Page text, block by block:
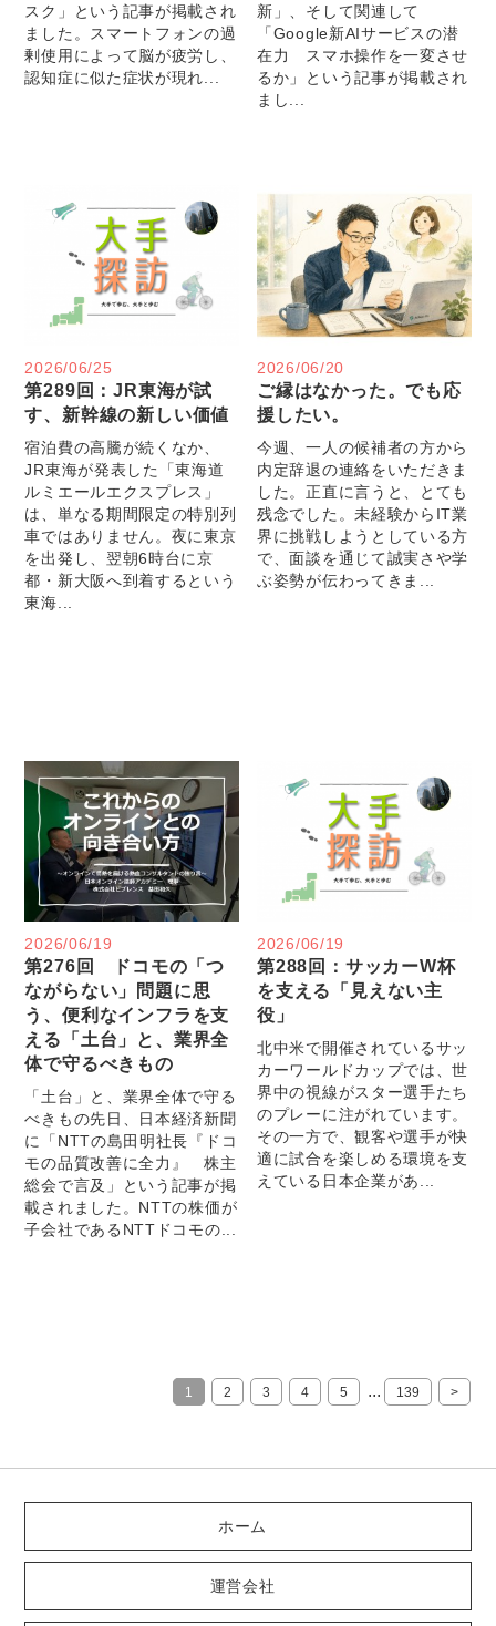
スク」という記事が掲載され
ました。スマートフォンの過
剰使用によって脳が疲労し、
認知症に似た症状が現れ...
新」、そして関連して
「Google新AIサービスの潜
在力 スマホ操作を一変させ
るか」という記事が掲載され
まし...
2026/06/25
第289回：JR東海が試
す、新幹線の新しい価値
宿泊費の高騰が続くなか、
JR東海が発表した「東海道
ルミエールエクスプレス」
は、単なる期間限定の特別列
車ではありません。夜に東京
を出発し、翌朝6時台に京
都・新大阪へ到着するという
東海...
2026/06/20
ご縁はなかった。でも応
援したい。
今週、一人の候補者の方から
内定辞退の連絡をいただきま
した。正直に言うと、とても
残念でした。未経験からIT業
界に挑戦しようとしている方
で、面談を通じて誠実さや学
ぶ姿勢が伝わってきま...
2026/06/19
第276回 ドコモの「つ
ながらない」問題に思
う、便利なインフラを支
える「土台」と、業界全
体で守るべきもの
「土台」と、業界全体で守る
べきもの先日、日本経済新聞
に「NTTの島田明社長『ドコ
モの品質改善に全力』 株主
総会で言及」という記事が掲
載されました。NTTの株価が
子会社であるNTTドコモの...
2026/06/19
第288回：サッカーW杯
を支える「見えない主
役」
北中米で開催されているサッ
カーワールドカップでは、世
界中の視線がスター選手たち
のプレーに注がれています。
その一方で、観客や選手が快
適に試合を楽しめる環境を支
えている日本企業があ...
1 2 3 4 5 ... 139 >
ホーム
運営会社